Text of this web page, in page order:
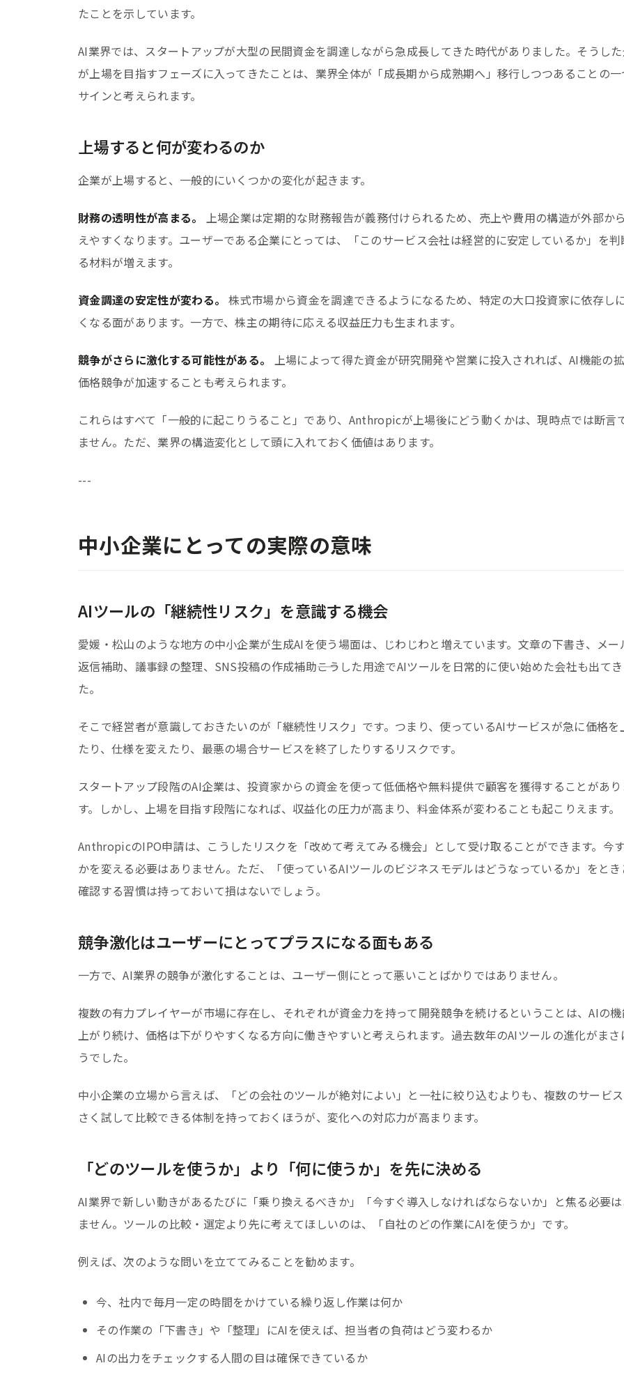
たことを示しています。
AI業界では、スタートアップが大型の民間資金を調達しながら急成長してきた時代がありました。そうし
が上場を目指すフェーズに入ってきたことは、業界全体が「成長期から成熟期へ」移行しつつあることの
サインと考えられます。
上場すると何が変わるのか
企業が上場すると、一般的にいくつかの変化が起きます。
財務の透明性が高まる。
上場企業は定期的な財務報告が義務付けられるため、売上や費用の構造が外部か
えやすくなります。ユーザーである企業にとっては、「このサービス会社は経営的に安定しているか」を判
る材料が増えます。
資金調達の安定性が変わる。 株式市場から資金を調達できるようになるため、特定の大口投資家に依存し
くなる面があります。一方で、株主の期待に応える収益圧力も生まれます。
競争がさらに激化する可能性がある。
上場によって得た資金が研究開発や営業に投入されれば、AI機能の
価格競争が加速することも考えられます。
これらはすべて「一般的に起こりうること」であり、Anthropicが上場後にどう動くかは、現時点では断言
ません。ただ、業界の構造変化として頭に入れておく価値はあります。
---
中小企業にとっての実際の意味
AIツールの「継続性リスク」を意識する機会
愛媛・松山のような地方の中小企業が生成AIを使う場面は、じわじわと増えています。文章の下書き、メー
返信補助、議事録の整理、SNS投稿の作成補助――こうした用途でAIツールを日常的に使い始めた会社も出て
た。
そこで経営者が意識しておきたいのが「継続性リスク」です。つまり、使っているAIサービスが急に価格を
たり、仕様を変えたり、最悪の場合サービスを終了したりするリスクです。
スタートアップ段階のAI企業は、投資家からの資金を使って低価格や無料提供で顧客を獲得することがあり
す。しかし、上場を目指す段階になれば、収益化の圧力が高まり、料金体系が変わることも起こりえます。
AnthropicのIPO申請は、こうしたリスクを「改めて考えてみる機会」として受け取ることができます。今
かを変える必要はありません。ただ、「使っているAIツールのビジネスモデルはどうなっているか」をとき
確認する習慣は持っておいて損はないでしょう。
競争激化はユーザーにとってプラスになる面もある
一方で、AI業界の競争が激化することは、ユーザー側にとって悪いことばかりではありません。
複数の有力プレイヤーが市場に存在し、それぞれが資金力を持って開発競争を続けるということは、AIの
上がり続け、価格は下がりやすくなる方向に働きやすいと考えられます。過去数年のAIツールの進化がまさ
うでした。
中小企業の立場から言えば、「どの会社のツールが絶対によい」と一社に絞り込むよりも、複数のサービ
さく試して比較できる体制を持っておくほうが、変化への対応力が高まります。
「どのツールを使うか」より「何に使うか」を先に決める
AI業界で新しい動きがあるたびに「乗り換えるべきか」「今すぐ導入しなければならないか」と焦る必要は
ません。ツールの比較・選定より先に考えてほしいのは、「自社のどの作業にAIを使うか」です。
例えば、次のような問いを立ててみることを勧めます。
今、社内で毎月一定の時間をかけている繰り返し作業は何か
その作業の「下書き」や「整理」にAIを使えば、担当者の負荷はどう変わるか
AIの出力をチェックする人間の目は確保できているか